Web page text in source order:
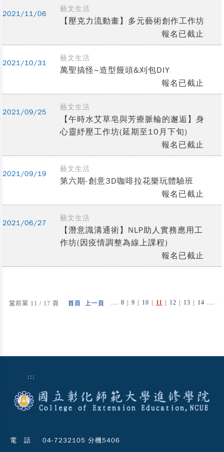
2021/11/06
藝文生活
【壓克力流動畫】多元藝術創作工作坊
報名已截止
2021/10/31
藝文生活
萬聖搞怪~造型饅頭&刈包DIY
報名已截止
2021/09/25
藝文生活
【午時水艾草皂與芳療脈輪的邂逅】身
心靈紓壓工作坊(延期至10月下旬)
報名已截止
2021/09/19
藝文生活
第六期-創意3D咖啡拉花樂玩體驗班
報名已截止
2021/06/27
藝文生活
【潛意識溝通術】NLP助人實務應用工
作坊(因疫情調整為線上課程)
報名已截止
當前第 11 / 17 頁 首頁 上一頁 ... 8 | 9 | 10 | 11 | 12 | 13 | 14 ...
:::
電 話 04-7232105 分機5406